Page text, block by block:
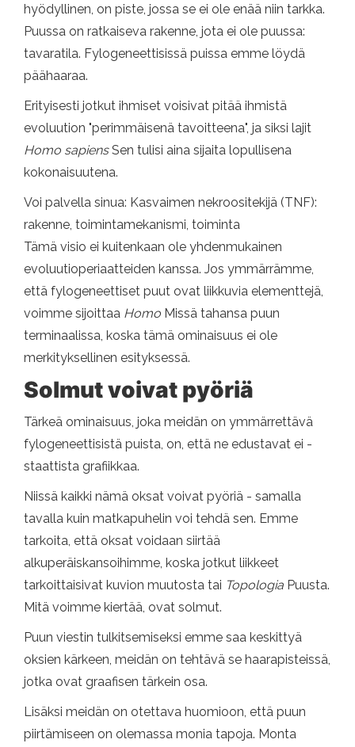
hyödyllinen, on piste, jossa se ei ole enää niin tarkka.
Puussa on ratkaiseva rakenne, jota ei ole puussa:
tavaratila. Fylogeneettisissä puissa emme löydä
päähaaraa.
Erityisesti jotkut ihmiset voisivat pitää ihmistä
evoluution "perimmäisenä tavoitteena", ja siksi lajit
Homo sapiensSen tulisi aina sijaita lopullisena
kokonaisuutena.
Voi palvella sinua: Kasvaimen nekroositekijä (TNF):
rakenne, toimintamekanismi, toiminta
Tämä visio ei kuitenkaan ole yhdenmukainen
evoluutioperiaatteiden kanssa. Jos ymmärrämme,
että fylogeneettiset puut ovat liikkuvia elementtejä,
voimme sijoittaa Homo Missä tahansa puun
terminaalissa, koska tämä ominaisuus ei ole
merkityksellinen esityksessä.
Solmut voivat pyöriä
Tärkeä ominaisuus, joka meidän on ymmärrettävä
fylogeneettisistä puista, on, että ne edustavat ei -
staattista grafiikkaa.
Niissä kaikki nämä oksat voivat pyöriä - samalla
tavalla kuin matkapuhelin voi tehdä sen. Emme
tarkoita, että oksat voidaan siirtää
alkuperäiskansoihimme, koska jotkut liikkeet
tarkoittaisivat kuvion muutosta tai Topologia Puusta.
Mitä voimme kiertää, ovat solmut.
Puun viestin tulkitsemiseksi emme saa keskittyä
oksien kärkeen, meidän on tehtävä se haarapisteissä,
jotka ovat graafisen tärkein osa.
Lisäksi meidän on otettava huomioon, että puun
piirtämiseen on olemassa monia tapoja. Monta